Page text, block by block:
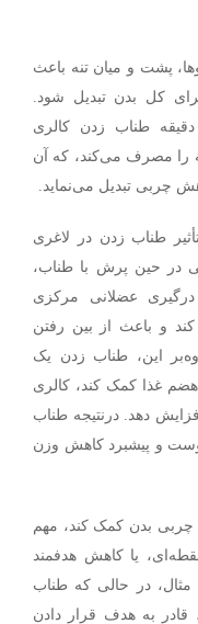
پشت و میان تنه باعث
کل بدن تبدیل شود.
تحقیقات نشان داده است که تنها 10 دقیقه طناب زدن کالری
را مصرف می‌کند، که آن
چربی تبدیل می‌نماید.
طناب زدن در لاغری
در حین پرش با طناب،
عضلانی مرکزی
و باعث از بین رفتن
این، طناب زدن یک
غذا کمک کند، کالری
دهد. درنتیجه طناب
و پیشبرد کاهش وزن
بدن کمک کند، مهم
یا کاهش هدفمند
در حالی که طناب
به هدف قرار دادن